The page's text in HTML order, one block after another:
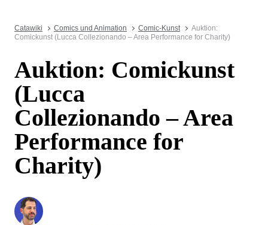
Catawiki Comics und Animation Comic-Kunst
Auktion:
Comickunst (Lucca Collezionando – Area Performance for Charity)
Auktion: Comickunst
(Lucca
Collezionando – Area
Performance for
Charity)